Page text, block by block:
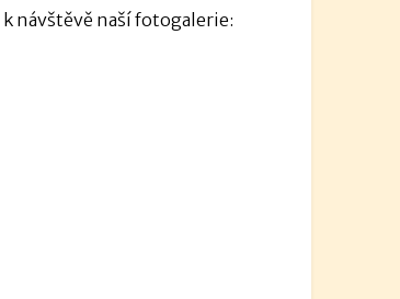
návštěvě naší fotogalerie: